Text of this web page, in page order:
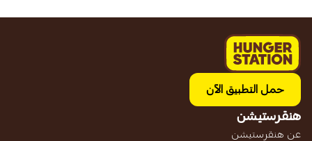
حمل التطبيق الآن
هنقرستيشن
عن هنقرستيشن